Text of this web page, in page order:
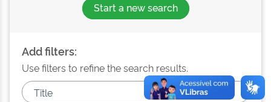
Start a new search
Add filters:
Use filters to refine the search results.